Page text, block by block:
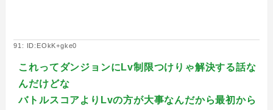
91: ID:EOkK+gke0
これってダンジョンにLv制限つけりゃ解決する話な
んだけどな
バトルスコアよりLvの方が大事なんだから最初から